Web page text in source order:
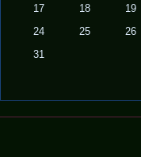
17 18 19
24 25 26
31